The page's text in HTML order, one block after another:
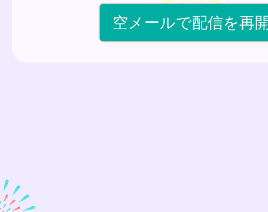
空メールで配信を再